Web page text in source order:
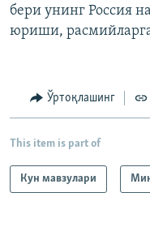
бери унинг Россия
юриши,
Ўртоқлашинг
This item is part of
Кун мавзулари